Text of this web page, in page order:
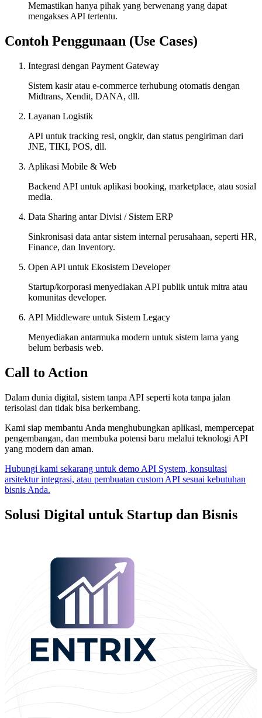
Memastikan hanya pihak yang berwenang yang dapat
mengakses API tertentu.
Contoh Penggunaan (Use Cases)
Integrasi dengan Payment Gateway
Sistem kasir atau e-commerce terhubung otomatis dengan
Midtrans, Xendit, DANA, dll.
Layanan Logistik
API untuk tracking resi, ongkir, dan status pengiriman dari
JNE, TIKI, POS, dll.
Aplikasi Mobile & Web
Backend API untuk aplikasi booking, marketplace, atau sosial
media.
Data Sharing antar Divisi / Sistem ERP
Sinkronisasi data antar sistem internal perusahaan, seperti HR,
Finance, dan Inventory.
Open API untuk Ekosistem Developer
Startup/korporasi menyediakan API publik untuk mitra atau
komunitas developer.
API Middleware untuk Sistem Legacy
Menyediakan antarmuka modern untuk sistem lama yang
belum berbasis web.
Call to Action
Dalam dunia digital, sistem tanpa API seperti kota tanpa jalan
terisolasi dan tidak bisa berkembang.
Kami siap membantu Anda menghubungkan aplikasi, mempercepat
pengembangan, dan membuka potensi baru melalui teknologi API
yang modern dan aman.
Hubungi kami sekarang untuk demo API System, konsultasi
arsitektur integrasi, atau pembuatan custom API sesuai kebutuhan
bisnis Anda.
Solusi Digital untuk Startup dan Bisnis